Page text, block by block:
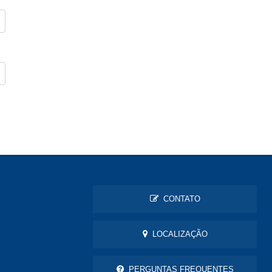
CONTATO
LOCALIZAÇÃO
PERGUNTAS FREQUENTES